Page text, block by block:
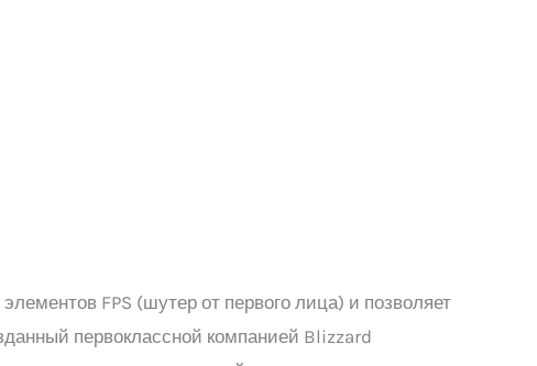
FPS (шутер от первого лица) и позволяет
первоклассной компанией Blizzard